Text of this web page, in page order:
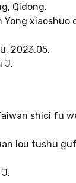
Qidong.
Yong xiaoshuo
2023.05.
J.
shici fu
lou tushu
J.